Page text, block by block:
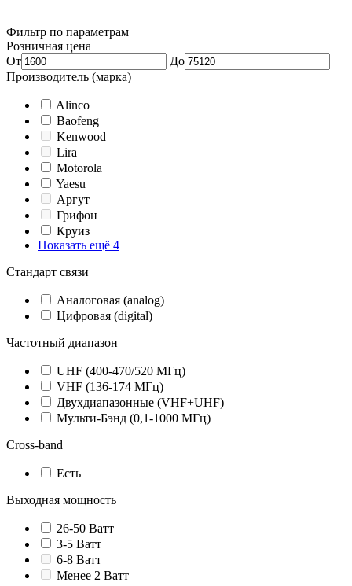
Фильтр по параметрам
Розничная цена
От
До
Производитель (марка)
Alinco
Baofeng
Kenwood
Lira
Motorola
Yaesu
Аргут
Грифон
Круиз
Показать ещё 4
Стандарт связи
Аналоговая (analog)
Цифровая (digital)
Частотный диапазон
UHF (400-470/520 МГц)
VHF (136-174 МГц)
Двухдиапазонные (VHF+UHF)
Мульти-Бэнд (0,1-1000 МГц)
Cross-band
Есть
Выходная мощность
26-50 Ватт
3-5 Ватт
6-8 Ватт
Менее 2 Ватт